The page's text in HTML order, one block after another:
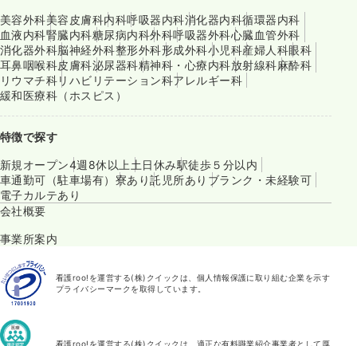
美容外科美容皮膚科内科呼吸器内科消化器内科循環器内科
血液内科腎臓内科糖尿病内科外科呼吸器外科心臓血管外科
消化器外科脳神経外科整形外科形成外科小児科産婦人科眼科
耳鼻咽喉科皮膚科泌尿器科精神科・心療内科放射線科麻酔科
リウマチ科リハビリテーション科アレルギー科
緩和医療科（ホスピス）
特徴で探す
新規オープン4週8休以上 土日休み駅徒歩５分以内
車通勤可（駐車場有） 寮あり託児所あり ブランク・未経験可
電子カルテあり
会社概要
事業所案内
看護roo!を運営する(株)クイックは、個人情報保護に取り組む企業を示す
プライバシーマークを取得しています。
看護roo!を運営する(株)クイックは、適正な有料職業紹介事業者として厚